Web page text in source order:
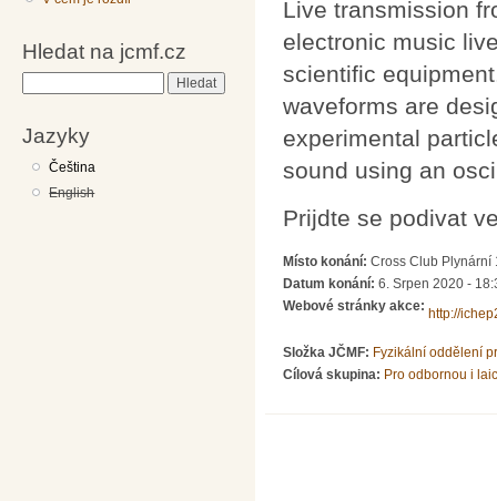
Hledat na jcmf.cz
Jazyky
Čeština
English
Live transmission
electronic music
scientific
waveforms are
experimental
sound using an
Prijdte se podivat
Místo konání: Cross Club Plynární
Datum konání: 6. Srpen 2020 -
Webové stránky akce:
http://
Složka JČMF: Fyzikální oddělení
Cílová skupina: Pro odbornou i